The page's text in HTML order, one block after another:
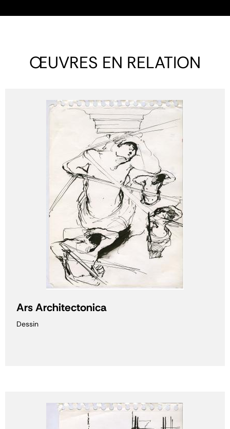
ŒUVRES EN RELATION
Ars Architectonica
Dessin